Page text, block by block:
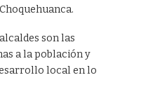
son las
a la población y
local en lo